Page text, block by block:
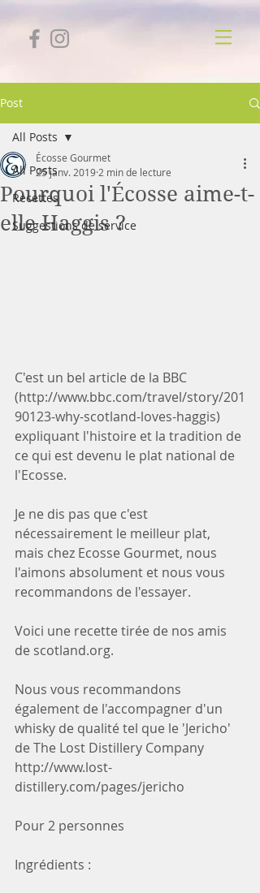
Post
All Posts
Recettes
Suggestions de service
All Posts
Pourquoi l'Écosse aime-t-
elle Haggis ?
Écosse Gourmet
25 janv. 2019 2 min de lecture
C'est un bel article de la BBC
(http://www.bbc.com/travel/story/201
90123-why-scotland-loves-haggis)
expliquant l'histoire et la tradition de
ce qui est devenu le plat national de
l'Ecosse.
Je ne dis pas que c'est
nécessairement le meilleur plat,
mais chez Ecosse Gourmet, nous
l'aimons absolument et nous vous
recommandons de l'essayer.
Voici une recette tirée de nos amis
de scotland.org.
Nous vous recommandons
également de l'accompagner d'un
whisky de qualité tel que le 'Jericho'
de The Lost Distillery Company
http://www.lost-
distillery.com/pages/jericho
Pour 2 personnes
Ingrédients :